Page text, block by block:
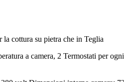
la cottura su pietra che in Teglia
a camera, 2 Termostati per